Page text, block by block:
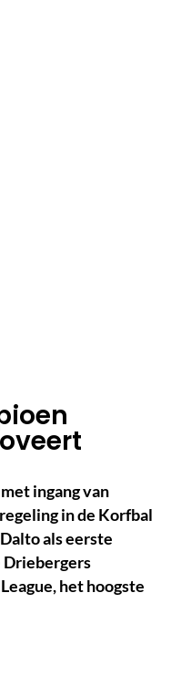
ingang van
in de Korfbal
als eerste
Driebergers
het hoogste